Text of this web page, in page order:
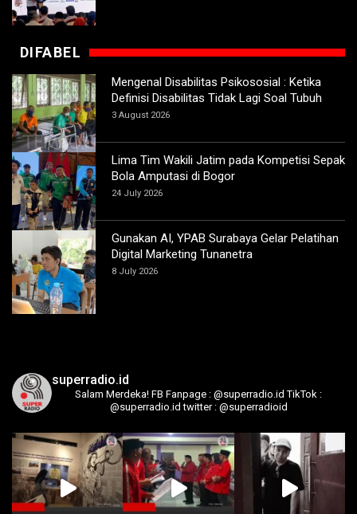
DIFABEL
Mengenal Disabilitas Psikososial : Ketika
Definisi Disabilitas Tidak Lagi Soal Tubuh
3 August 2026
Lima Tim Wakili Jatim pada Kompetisi Sepak
Bola Amputasi di Bogor
24 July 2026
Gunakan AI, YPAB Surabaya Gelar Pelatihan
Digital Marketing Tunanetra
8 July 2026
superradio.id
Salam Merdeka! FB Fanpage : @superradio.id TikTok :
@superradio.id twitter : @superradioid